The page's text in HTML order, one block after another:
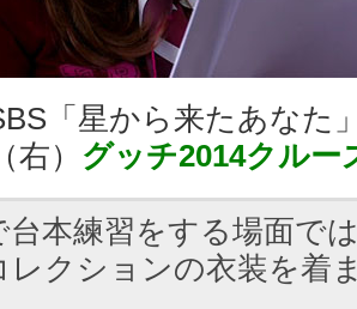
「星から来たあなた
） グッチ2014クルー
台本練習をする場面で
レクションの衣装を着